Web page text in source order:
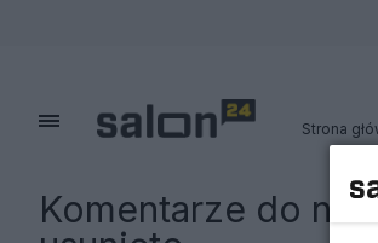
Strona
Komentarze do